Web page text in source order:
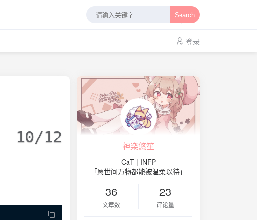
Search
登录
10/12 神楽悠笙
CaT | INFP
「愿世间万物都能被温柔以待」
36
文章数
23
评论量